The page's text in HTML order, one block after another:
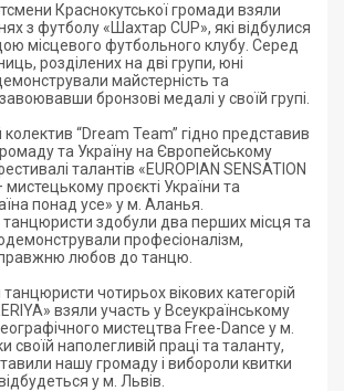
Краснокутської громади взяли
з футболу «Шахтар CUP», які відбулися
місцевого футбольного клубу. Серед
розділених на дві групи, юні
майстерність та
бронзові медалі у своїй групі.
“Dream Team” гідно представив
та Україну на Європейському
талантів «EUROPIAN SENSATION
мистецькому проєкті України та
понад усе» у м. Аланья.
танцюристи здобули два перших місця та
професіоналізм,
любов до танцю.
чотирьох вікових категорій
взяли участь у Всеукраїнському
мистецтва Free-Dance у м.
своїй наполегливій праці та таланту,
нашу громаду і вибороли квитки
у м. Львів.